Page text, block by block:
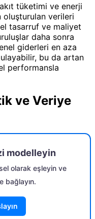
tüketimi ve enerji
oluşturulan verileri
tasarruf ve maliyet
daha sonra
giderleri en aza
bu da artan
performansla
ve Veriye
modelleyin
olarak eşleyin ve
bağlayın.